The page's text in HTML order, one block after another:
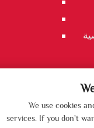
We use cookies
services. If you don't